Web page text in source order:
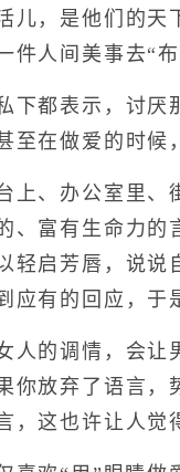
儿，是他们的天
件人间美事去“
都表示，讨厌那
至在做爱的时候
、办公室里、街
、富有生命力
轻启芳唇，说说
应有的回应，于
的调情，会让男
你放弃了语言
，这也许让人觉